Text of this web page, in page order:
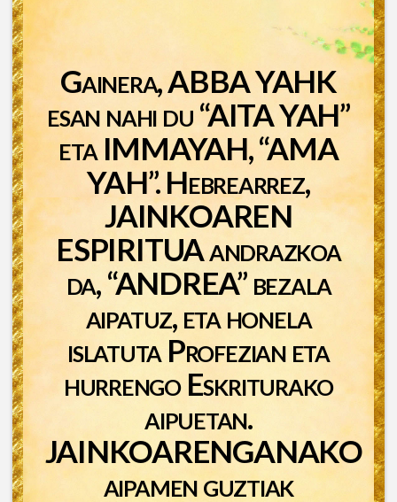
Gainera, ABBA YAHK
esan nahi du “AITA YAH”
eta IMMAYAH, “AMA
YAH”. Hebrearrez,
JAINKOAREN
ESPIRITUA andrazkoa
da, “ANDREA” bezala
aipatuz, eta honela
islatuta Profezian eta
hurrengo Eskriturako
aipuetan.
JAINKOARENGANAKO
aipamen guztiak